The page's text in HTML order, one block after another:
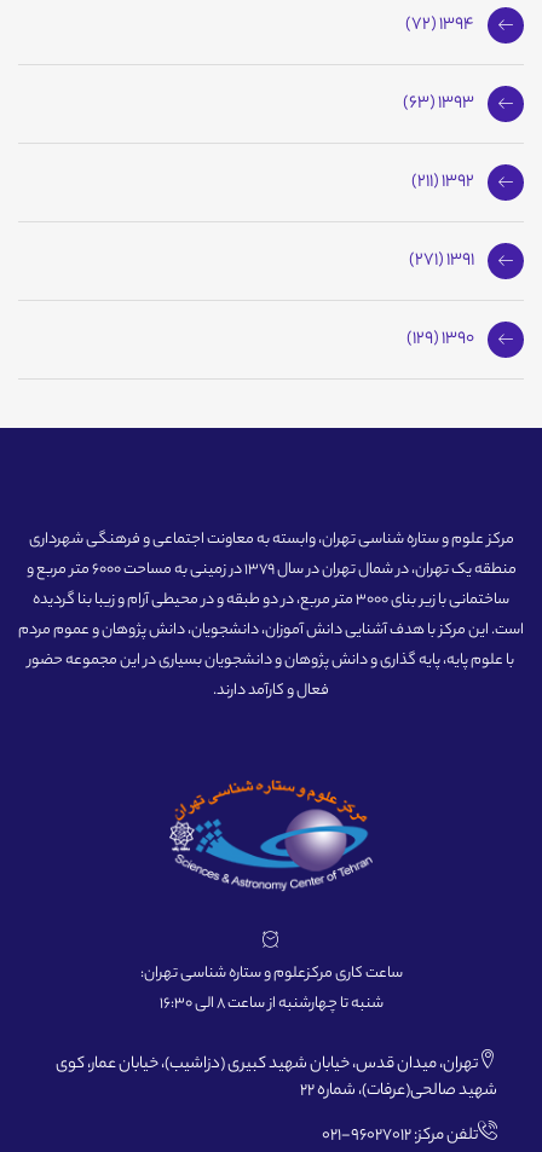
1394 (72)
1393 (63)
1392 (211)
1391 (271)
1390 (129)
مرکز علوم و ستاره شناسی تهران، وابسته به معاونت اجتماعی و فرهنگی شهرداری
منطقه یک تهران، در شمال تهران در سال 1379 در زمینی به مساحت 6000 متر مربع و
ساختمانی با زیر بنای 3000 متر مربع، در دو طبقه و در محیطی آرام و زیبا بنا گردیده
است. این مرکز با هدف آشنایی دانش آموزان، دانشجویان، دانش پژوهان و عموم مردم
با علوم پایه، پایه گذاری و دانش پژوهان و دانشجویان بسیاری در این مجموعه حضور
فعال و کارآمد دارند.
ساعت کاری مرکزعلوم و ستاره شناسی تهران:
شنبه تا چهارشنبه از ساعت 8 الی 16:30
تهران، میدان قدس، خیابان شهید کبیری (دزاشیب)، خیابان عمار، کوی
شهید صالحی(عرفات)، شماره 22
تلفن مرکز: 96027012-021